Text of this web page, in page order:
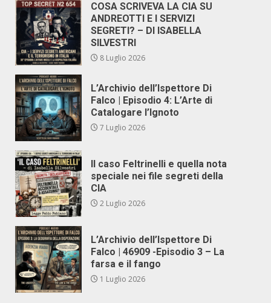
COSA SCRIVEVA LA CIA SU
ANDREOTTI E I SERVIZI
SEGRETI? – DI ISABELLA
SILVESTRI
8 Luglio 2026
L’Archivio dell’Ispettore Di
Falco | Episodio 4: L’Arte di
Catalogare l’Ignoto
7 Luglio 2026
Il caso Feltrinelli e quella nota
speciale nei file segreti della
CIA
2 Luglio 2026
L’Archivio dell’Ispettore Di
Falco | 46909 -Episodio 3 – La
farsa e il fango
1 Luglio 2026